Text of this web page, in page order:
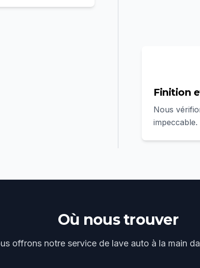
Finition
Nous
impeccable.
Où nous trouver
offrons notre service de lave auto à la main